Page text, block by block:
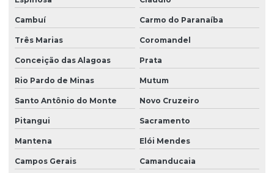
Cambuí Carmo do Paranaíba
Três Marias Coromandel
Conceição das Alagoas Prata
Rio Pardo de Minas Mutum
Santo Antônio do Monte Novo Cruzeiro
Pitangui Sacramento
Mantena Elói Mendes
Campos Gerais Camanducaia